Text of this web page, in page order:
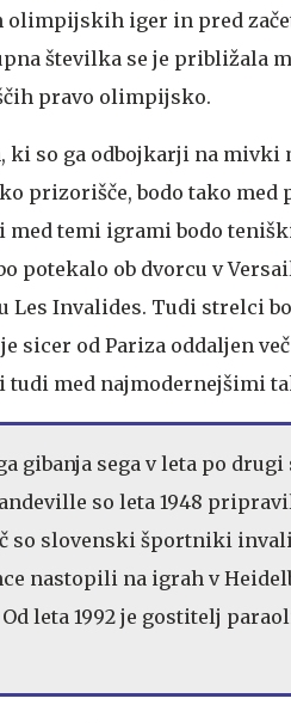
olimpijskih iger in pred
številka se je približala
pravo olimpijsko.
ki so ga odbojkarji na
prizorišče, bodo tako
med temi igrami bodo
potekalo ob dvorcu v
Invalides. Tudi strelci
sicer od Pariza oddaljen
tudi med najmodernejšimi
gibanja sega v leta po
so leta 1948
so slovenski športniki
nastopili na igrah v
leta 1992 je gostitelj